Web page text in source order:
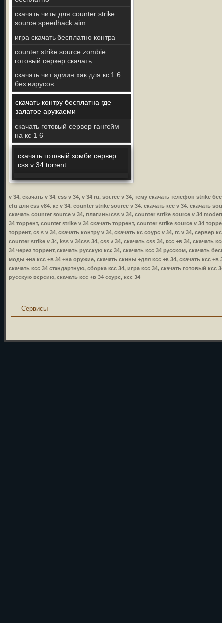
скачать читы для counter strike
source speedhack aim
игра скачать бесплатно контра
counter strike source zombie
готовый сервер скачать
скачать чит админ хак для кс 1 6
без вирусов
скачать контру бесплатна где
залатое аружаеми
скачать готовый сервер гангейм
на кс 1 6
скачать готовый зомби сервер
css v 34 torrent
v 34, скачать v 34, css v 34, v 34 ru, source v 34, тему скачать телефон strike
cfg для css v84, кс v 34, counter strike source v 34, скачать ксс v 34, скачать
скачать counter source v 34, плагины css v 34, counter strike source v 34
34 торрент, counter strike v 34 скачать торрент, counter strike source v 34
торрент, cs s v 34, скачать контру v 34, скачать кс соурс v 34, rc v 34, сервер
counter strike v 34, kss v 34css 34, css v 34, скачать css 34, ксс +в 34, скачать
34 через торрент, скачать русскую ксс 34, скачать ксс 34 русском, скачать
моды +на ксс +в 34 +на оружие, скачать скины +для ксс +в 34, скачать ксс +в
скачать ксс 34 стандартную, сборка ксс 34, игра ксс 34, скачать готовый ксс
русскую версию, скачать ксс +в 34 соурс, ксс 34
Сервисы